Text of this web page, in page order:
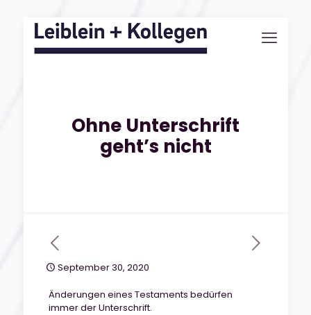
Ohne Unterschrift
geht’s nicht
September 30, 2020
Änderungen eines Testaments bedürfen
immer der Unterschrift.